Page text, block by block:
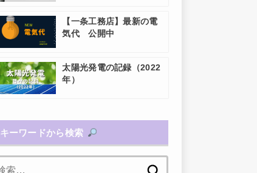
【一条工務店】最新の電
気代 公開中
太陽光発電の記録（2022
年）
キーワードから検索